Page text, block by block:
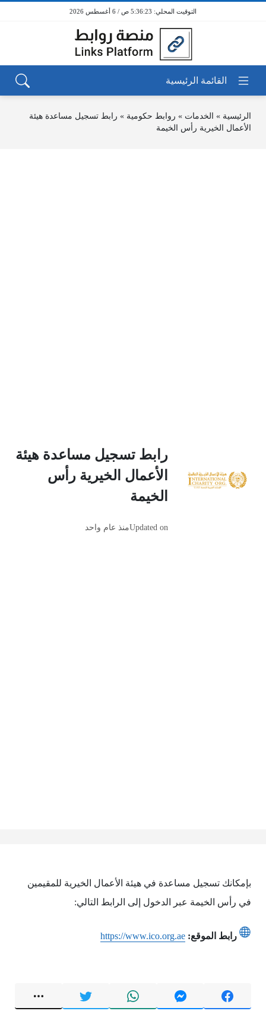
5:36:23 ص / 6 أغسطس 2026
الرئيسية » الخدمات » روابط حكومية » رابط تسجيل مساعدة هيئة
الأعمال الخيرية رأس الخيمة
رابط تسجيل مساعدة هيئة
الأعمال الخيرية رأس
الخيمة
Updated onمنذ عام واحد
بإمكانك تسجيل مساعدة في هيئة الأعمال الخيرية للمقيمين
في رأس الخيمة عبر الدخول إلى الرابط التالي:
رابط الموقع: https://www.ico.org.ae